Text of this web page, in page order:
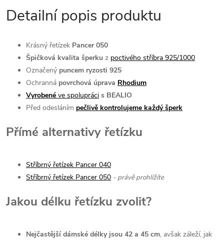
Detailní popis produktu
Krásný řetízek Pancer050
Špičková kvalita šperku z poctivého stříbra 925/1000
Označený puncem ryzosti 925
Ochranná povrchová úprava Rhodium
Vyrobené ve spolupráci s BEALIO
Před odesláním pečlivě kontrolujeme každý šperk
Přímé alternativy řetízku
Stříbrný řetízek Pancer 040
Stříbrný řetízek Pancer 050 - právě prohlížíte
Jakou délku řetízku zvolit?
Nejčastější dámské délky jsou 42 a 45 cm, avšak záleží, jak